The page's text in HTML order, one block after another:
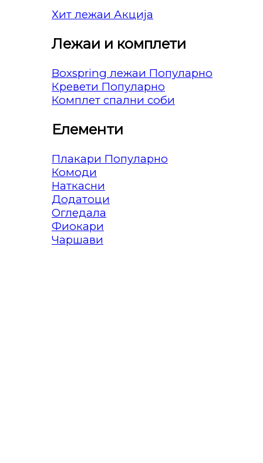
Хит лежаи
Лежаи и комплети
Boxspring лежаи
Кревети
Комплет спални соби
Елементи
Плакари
Комоди
Наткасни
Додатоци
Огледала
Фиокари
Чаршави